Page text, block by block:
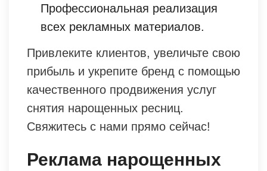
Профессиональная реализация
всех рекламных материалов.
Привлеките клиентов, увеличьте свою
прибыль и укрепите бренд с помощью
качественного продвижения услуг
снятия нарощенных ресниц.
Свяжитесь с нами прямо сейчас!
Реклама нарощенных